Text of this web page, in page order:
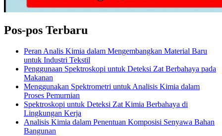
Pos-pos Terbaru
Peran Analis Kimia dalam Mengembangkan Material Baru
untuk Industri Tekstil
Penggunaan Spektroskopi untuk Deteksi Zat Berbahaya pada
Makanan
Menggunakan Spektrometri untuk Analisis Kimia dalam
Proses Pemurnian
Spektroskopi untuk Deteksi Zat Kimia Berbahaya di
Lingkungan Kerja
Analisis Kimia dalam Penentuan Komposisi Senyawa Bahan
Bangunan